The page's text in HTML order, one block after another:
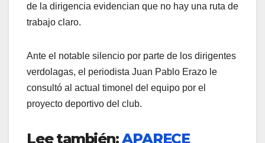
de la dirigencia evidencian que no hay una ruta de
trabajo claro.
Ante el notable silencio por parte de los dirigentes
verdolagas, el periodista Juan Pablo Erazo le
consultó al actual timonel del equipo por el
proyecto deportivo del club.
Lee también:APARECE